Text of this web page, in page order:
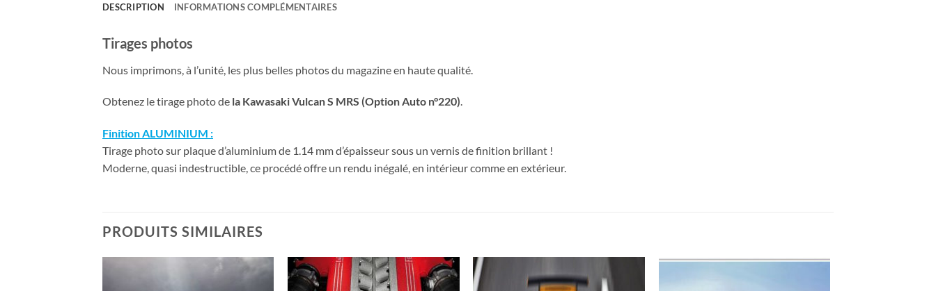
DESCRIPTION INFORMATIONS COMPLÉMENTAIRES
Tirages photos
Nous imprimons, à l’unité, les plus belles photos du magazine en haute qualité.
Obtenez le tirage photo de la Kawasaki Vulcan S MRS (Option Auto n°220).
Finition ALUMINIUM :
Tirage photo sur plaque d’aluminium de 1.14 mm d’épaisseur sous un vernis de finition brillant !
Moderne, quasi indestructible, ce procédé offre un rendu inégalé, en intérieur comme en extérieur.
PRODUITS SIMILAIRES